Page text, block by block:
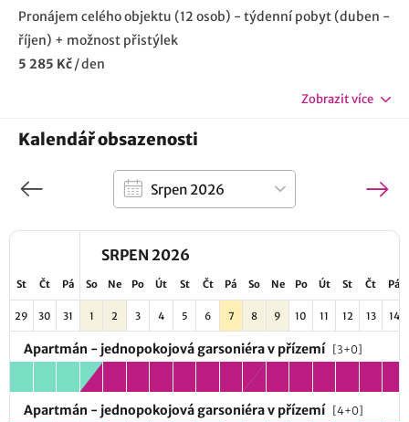
Pronájem celého objektu (12 osob) - týdenní pobyt (duben -
říjen) + možnost přistýlek
5 285 Kč/den
Zobrazit více
Kalendář obsazenosti
SRPEN 2026
St Čt Pá So Ne Po Út St Čt Pá So Ne Po Út St Čt Pá
29 30 31 1 2 3 4 5 6 7 8 9 10 11 12 13 14
Apartmán - jednopokojová garsoniéra v přízemí [3+0]
Apartmán - jednopokojová garsoniéra v přízemí [4+0]